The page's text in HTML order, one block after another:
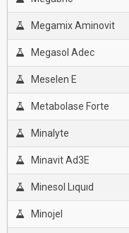
Megamix Aminovit
Megasol Adec
Meselen E
Metabolase Forte
Minalyte
Minavit Ad3E
Minesol Lıquıd
Minojel